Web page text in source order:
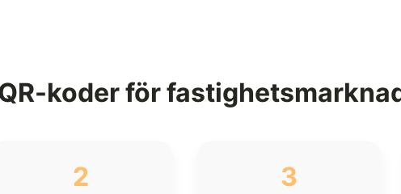
koder för
2 3